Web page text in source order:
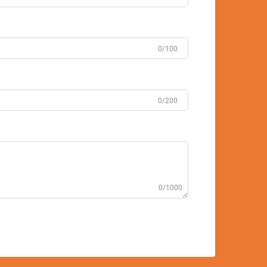
0/100
0/200
0/1000